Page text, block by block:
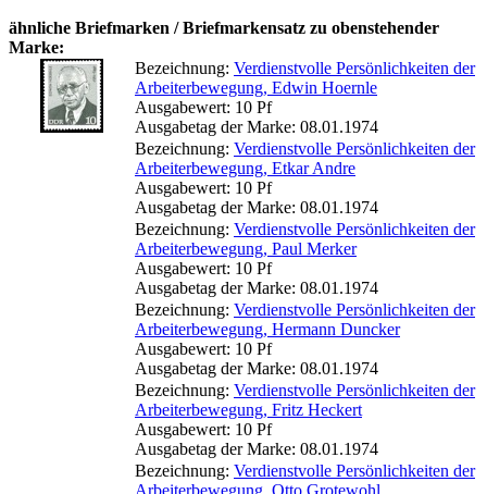
ähnliche Briefmarken / Briefmarkensatz zu obenstehender
Marke:
Bezeichnung: Verdienstvolle Persönlichkeiten der
Arbeiterbewegung, Edwin Hoernle
Ausgabewert: 10 Pf
Ausgabetag der Marke: 08.01.1974
Bezeichnung: Verdienstvolle Persönlichkeiten der
Arbeiterbewegung, Etkar Andre
Ausgabewert: 10 Pf
Ausgabetag der Marke: 08.01.1974
Bezeichnung: Verdienstvolle Persönlichkeiten der
Arbeiterbewegung, Paul Merker
Ausgabewert: 10 Pf
Ausgabetag der Marke: 08.01.1974
Bezeichnung: Verdienstvolle Persönlichkeiten der
Arbeiterbewegung, Hermann Duncker
Ausgabewert: 10 Pf
Ausgabetag der Marke: 08.01.1974
Bezeichnung: Verdienstvolle Persönlichkeiten der
Arbeiterbewegung, Fritz Heckert
Ausgabewert: 10 Pf
Ausgabetag der Marke: 08.01.1974
Bezeichnung: Verdienstvolle Persönlichkeiten der
Arbeiterbewegung, Otto Grotewohl